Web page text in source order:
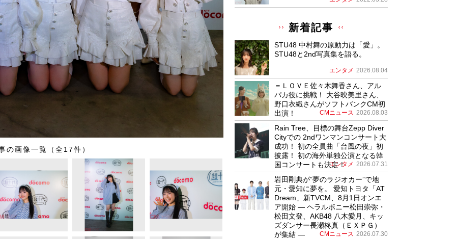
の画像一覧（全17件）
新着記事
STU48 中村舞の原動力は「愛」。
STU48と2nd写真集を語る。
エンタメ 2026.08.04
＝ＬＯＶＥ佐々木舞香さん、アル
パカ役に挑戦！ 大谷映美里さん、
野口衣織さんがソフトバンクCM初
出演！
CMニュース 2026.08.03
Rain Tree、目標の舞台Zepp Diver
Cityでの 2ndワンマンコンサート大
成功！ 初の全員曲「台風の夜」初
披露！ 初の海外単独公演となる韓
国コンサートも決定！
エンタメ 2026.07.31
岩田剛典が”夢のラジオカー”で地
元・愛知に夢を。 愛知トヨタ「AT
Dream」新TVCM、8月1日オンエ
ア開始 ― ヘラルボニー松田崇弥・
松田文登、AKB48 八木愛月、キッ
ズダンサー長瀬柊真（ＥＸＰＧ）
が集結 ―
CMニュース 2026.07.30